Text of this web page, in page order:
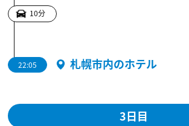
10分
22:05 札幌市内のホテル
3日目